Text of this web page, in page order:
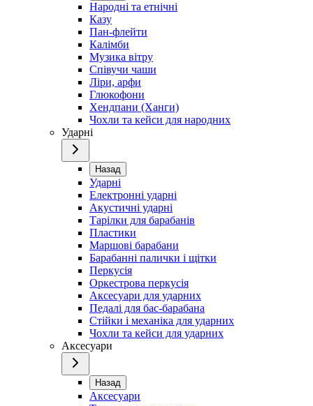
Народні та етнічні
Казу
Пан-флейти
Калімби
Музика вітру
Співучи чаши
Ліри, арфи
Глюкофони
Хендпани (Ханги)
Чохли та кейси для народних
Ударні
Назад
Ударні
Електронні ударні
Акустичні ударні
Тарілки для барабанів
Пластики
Маршові барабани
Барабанні палички і щітки
Перкусія
Оркестрова перкусія
Аксесуари для ударних
Педалі для бас-барабана
Стійки і механіка для ударних
Чохли та кейси для ударних
Аксесуари
Назад
Аксесуари